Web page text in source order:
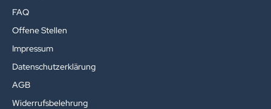
FAQ
Offene Stellen
Impressum
Datenschutzerklärung
AGB
Widerrufsbelehrung